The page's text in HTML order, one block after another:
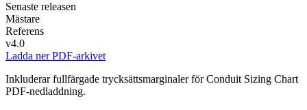
Senaste releasen
Mästare
Referens
v4.0
Ladda ner PDF-arkivet
Inkluderar fullfärgade trycksättsmarginaler för Conduit Sizing Chart
PDF-nedladdning.